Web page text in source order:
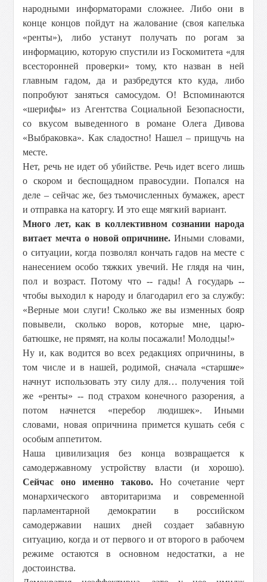
народными информаторами сложнее. Либо они в
конце концов пойдут на жалование (своя капелька
«ренты»), либо устанут получать по рогам за
информацию, которую спустили из Госкомитета «для
всесторонней проверки» тому, кто назван в ней
главным гадом, да и разбредутся кто куда, либо
попробуют заняться самосудом. О! Вспоминаются
«шерифы» из Агентства Социальной Безопасности,
со вкусом выведенного в романе Олега Дивова
«Выбраковка». Как сладостно! Нашел – прищучь на
месте.
Нет, речь не идет об убийстве. Речь идет всего лишь
о скором и беспощадном правосудии. Попался на
деле – сейчас же, без тьмочисленных бумажек, арест
и отправка на каторгу. И это еще мягкий вариант.
Много лет, как в коллективном сознании народа
витает мечта о новой опричнине. Иными словами,
о ситуации, когда позволял кончать гадов на месте с
нанесением особо тяжких увечий. Не глядя на чин,
пол и возраст. Потому что -- гады! А государь --
чтобы выходил к народу и благодарил его за службу:
«Верные мои слуги! Сколько же вы изменных бояр
повывели, сколько воров, которые мне, царю-
батюшке, не прямят, на колы посажали! Молодцы!»
Ну и, как водится во всех редакциях опричнины, в
том числе и в нашей, родимой, сначала «старшие»
начнут использовать эту силу для… получения той
же «ренты» -- под страхом конечного разорения, а
потом начнется «перебор людишек». Иными
словами, новая опричнина примется кушать себя с
особым аппетитом.
Наша цивилизация без конца возвращается к
самодержавному устройству власти (и хорошо).
Сейчас оно именно таково.Но сочетание черт
монархического авторитаризма и современной
парламентарной демократии в российском
самодержавии наших дней создает забавную
ситуацию, когда и от первого и от второго в рабочем
режиме остаются в основном недостатки, а не
достоинства.